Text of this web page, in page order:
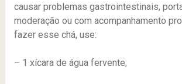
causar problemas gastrointestinais,
moderação ou com acompanhamento
fazer esse chá, use:
– 1 xícara de água fervente;